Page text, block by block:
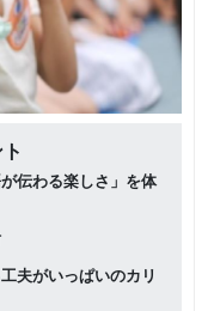
伝わる楽しさ」を体
夫がいっぱいのカリ